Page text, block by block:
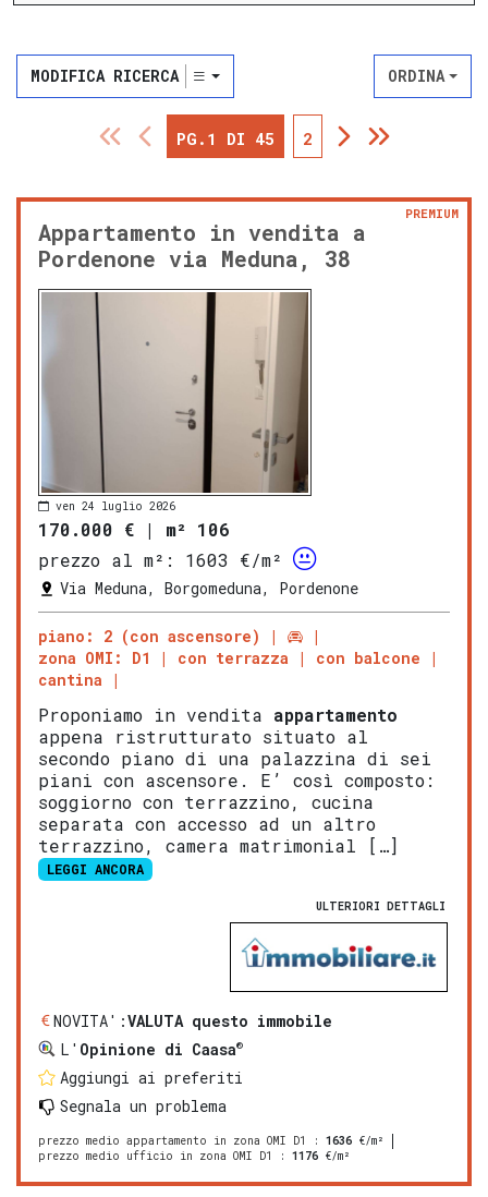
MODIFICA RICERCA ORDINA
PG.1 DI 45 2
Appartamento in vendita a
Pordenone via Meduna, 38
PREMIUM
ven 24 luglio 2026
170.000 € | m² 106
prezzo al m²:
1603 €/m²
Via Meduna, Borgomeduna, Pordenone
piano: 2 (con ascensore)
zona OMI: D1
con terrazza
con balcone
cantina
Proponiamo in vendita appartamento
appena ristrutturato situato al
secondo piano di una palazzina di sei
piani con ascensore. E’ così composto:
soggiorno con terrazzino, cucina
separata con accesso ad un altro
terrazzino, camera matrimonial […]
LEGGI ANCORA
ULTERIORI DETTAGLI
NOVITA':VALUTA questo immobile
L' Opinione di Caasa®
Aggiungi ai preferiti
Segnala un problema
prezzo medio appartamento in zona OMI D1 : 1636 €/m²
prezzo medio ufficio in zona OMI D1
: 1176 €/m²